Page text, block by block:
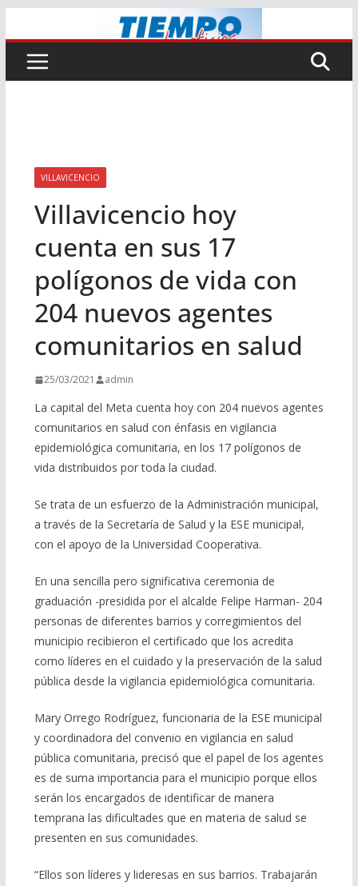
al
contenido
VILLAVICENCIO
Villavicencio hoy
cuenta en sus 17
polígonos de vida con
204 nuevos agentes
comunitarios en salud
25/03/2021 admin
La capital del Meta cuenta hoy con 204 nuevos agentes
comunitarios en salud con énfasis en vigilancia
epidemiológica comunitaria, en los 17 polígonos de
vida distribuidos por toda la ciudad.
Se trata de un esfuerzo de la Administración municipal,
a través de la Secretaría de Salud y la ESE municipal,
con el apoyo de la Universidad Cooperativa.
En una sencilla pero significativa ceremonia de
graduación -presidida por el alcalde Felipe Harman- 204
personas de diferentes barrios y corregimientos del
municipio recibieron el certificado que los acredita
como líderes en el cuidado y la preservación de la salud
pública desde la vigilancia epidemiológica comunitaria.
Mary Orrego Rodríguez, funcionaria de la ESE municipal
y coordinadora del convenio en vigilancia en salud
pública comunitaria, precisó que el papel de los agentes
es de suma importancia para el municipio porque ellos
serán los encargados de identificar de manera
temprana las dificultades que en materia de salud se
presenten en sus comunidades.
“Ellos son líderes y lideresas en sus barrios. Trabajarán